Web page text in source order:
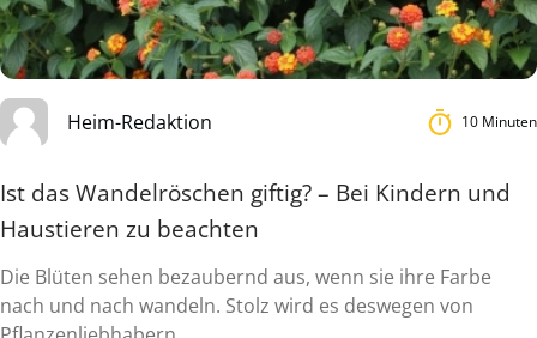
Heim-Redaktion 10 Minuten
Ist das Wandelröschen giftig? – Bei Kindern und
Haustieren zu beachten
Die Blüten sehen bezaubernd aus, wenn sie ihre Farbe
nach und nach wandeln. Stolz wird es deswegen von